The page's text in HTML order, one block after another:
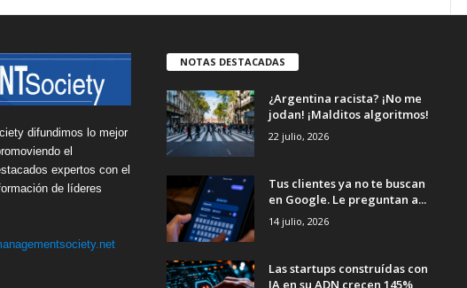
difundimos lo mejor
el
expertos con el
de líderes
NOTAS DESTACADAS
¿Argentina racista? ¡No me
jodan! ¡Malditos algoritmos!
22 julio, 2026
Tus clientes ya no te buscan
en Google. Le preguntan a...
14 julio, 2026
Las startups construídas con
IA en su ADN crecen 145%